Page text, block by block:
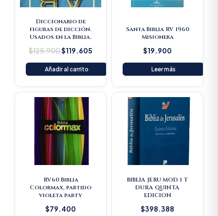
Diccionario de
figuras de dicción.
Usados en la Biblia.
$125.900$119.605
Añadir al carrito
Santa Biblia RV 1960
Misionera
$19.900
Leer más
RV60 Biblia
Colormax, partido
violeta party
$79.400
BIBLIA JERU MOD 1 T
DURA QUINTA
EDICION
$398.388